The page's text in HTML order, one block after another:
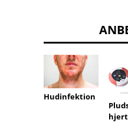
Hudinfektion